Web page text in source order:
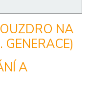
A